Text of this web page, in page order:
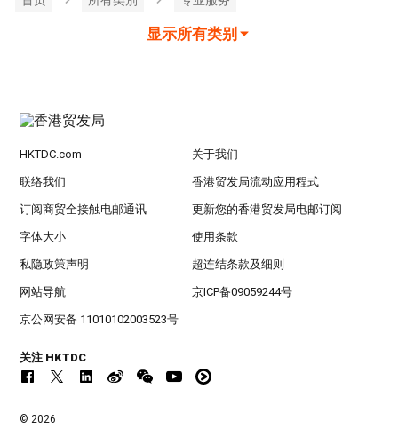
显示所有类别
HKTDC.com 关于我们
联络我们 香港贸发局流动应用程式
订阅商贸全接触电邮通讯 更新您的香港贸发局电邮订阅
字体大小 使用条款
私隐政策声明 超连结条款及细则
网站导航 京ICP备09059244号
京公网安备 11010102003523号
关注 HKTDC
© 2026